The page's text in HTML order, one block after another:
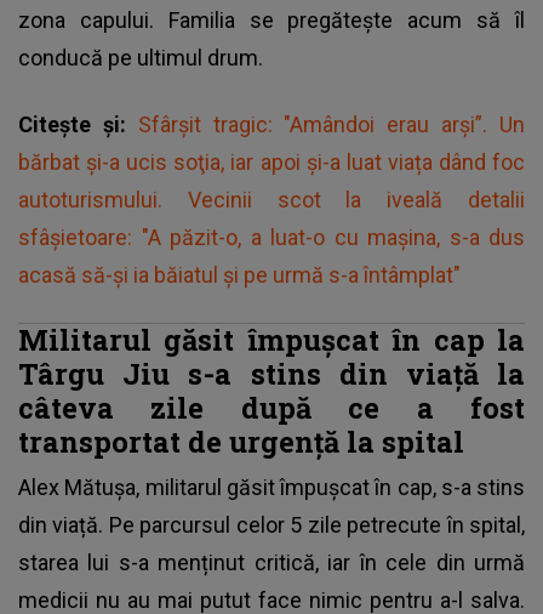
zona capului. Familia se pregătește acum să îl
conducă pe ultimul drum.
Citește și: Sfârşit tragic: "Amândoi erau arși”. Un
bărbat şi-a ucis soţia, iar apoi și-a luat viața dând foc
autoturismului. Vecinii scot la iveală detalii
sfâșietoare: "A păzit-o, a luat-o cu mașina, s-a dus
acasă să-și ia băiatul și pe urmă s-a întâmplat"
Militarul găsit împușcat în cap la
Târgu Jiu s-a stins din viață la
câteva zile după ce a fost
transportat de urgență la spital
Alex Mătușa, militarul găsit împușcat în cap, s-a stins
din viață. Pe parcursul celor 5 zile petrecute în spital,
starea lui s-a menținut critică, iar în cele din urmă
medicii nu au mai putut face nimic pentru a-l salva.